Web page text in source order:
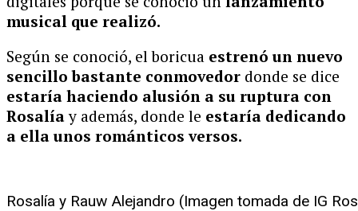
musical que realizó.
Según se conoció, el boricua estrenó un nuevo
sencillo bastante conmovedor donde se dice
estaría haciendo alusión a su ruptura con
Rosalíay además, donde le estaría dedicando
a ella unos románticos versos.
Rosalía y Rauw Alejandro (Imagen tomada de IG